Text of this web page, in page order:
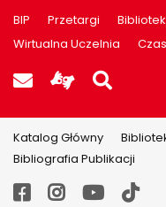
BIP Przetargi
Wirtualna Uczelnia
Poczta UJK
Katalog Główny
Bibliografia Publikacji
Facebook
Instagram